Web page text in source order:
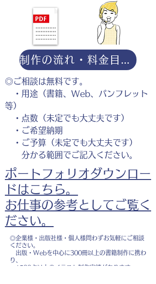
◎ご相談は無料です。
・用途（書籍、Web、パンフレット
等）
・点数（未定でも大丈夫です）
・ご希望納期
・ご予算（未定でも大丈夫です）
分かる範囲でご記入ください。
ポートフォリオダウンロー
ドはこちら。
お仕事の参考としてご覧く
ださい。
◎企業様・出版社様・個人様問わずお気軽にご相談
ください。
出版・Webを中心に300冊以上の書籍制作に携わ
り、
1500点以上のイラスト制作実績があります。